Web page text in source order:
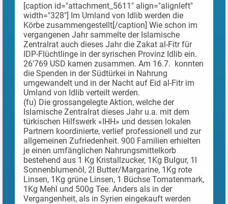
[caption id="attachment_5611" align="alignleft"
width="328"] Im Umland von Idlib werden die
Körbe zusammengestellt[/caption] Wie schon im
vergangenen Jahr sammelte der Islamische
Zentralrat auch dieses Jahr die Zakat al-Fitr für
IDP-Flüchtlinge in der syrischen Provinz Idlib ein.
26'769 USD kamen zusammen. Am 16.7. konnten
die Spenden in der Südtürkei in Nahrung
umgewandelt und in der Nacht auf Eid al-Fitr im
Umland von Idlib verteilt werden.
(fu) Die grossangelegte Aktion, welche der
Islamische Zentralrat dieses Jahr u.a. mit dem
türkischen Hilfswerk «IHH» und dessen lokalen
Partnern koordinierte, verlief professionell und zur
allgemeinen Zufriedenheit. 900 Familien erhielten
je einen umfänglichen Nahrungsmittelkorb
bestehend aus 1 Kg Kristallzucker, 1Kg Bulgur, 1l
Sonnenblumenöl, 2l Butter/Margarine, 1Kg rote
Linsen, 1Kg grüne Linsen, 1 Büchse Tomatenmark,
1Kg Mehl und 500g Tee. Anders als in der
Vergangenheit, als in Syrien eingekauft werden